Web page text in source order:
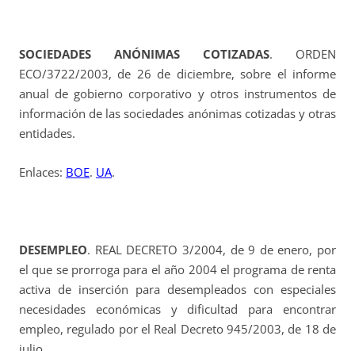
SOCIEDADES ANÓNIMAS COTIZADAS. ORDEN
ECO/3722/2003, de 26 de diciembre, sobre el informe
anual de gobierno corporativo y otros instrumentos de
información de las sociedades anónimas cotizadas y otras
entidades.
Enlaces: BOE. UA.
DESEMPLEO. REAL DECRETO 3/2004, de 9 de enero, por
el que se prorroga para el año 2004 el programa de renta
activa de inserción para desempleados con especiales
necesidades económicas y dificultad para encontrar
empleo, regulado por el Real Decreto 945/2003, de 18 de